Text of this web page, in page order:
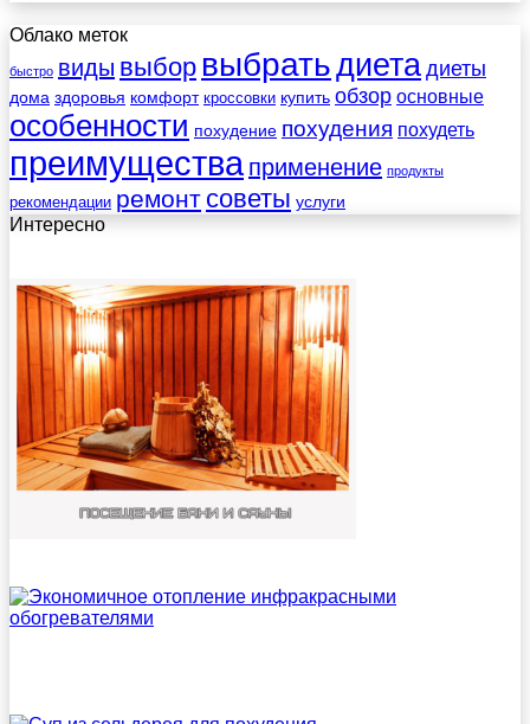
Облако меток
быстро виды выбор выбратьдиета диеты
дома здоровья комфорт кроссовки купить обзор основные
особенности похудение похудения похудеть
преимущества применение продукты
рекомендации ремонт советы услуги
Интересно